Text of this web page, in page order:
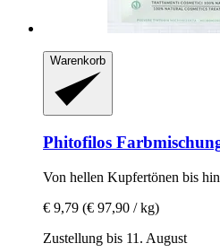
Warenkorb
Phitofilos
Von hellen Kupfertönen bis
€ 9,79 (€ 97,90 / kg)
Zustellung bis 11. August